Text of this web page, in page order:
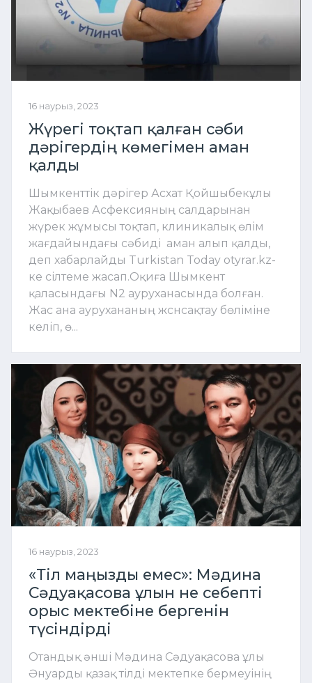
16 наурыз, 2023
Жүрегі тоқтап қалған сәби
дәрігердің көмегімен аман
қалды
Шымкенттік дәрігер Асхат Қойшыбекұлы
Жақыбаев Асфексияның салдарынан
жүрек жұмысы тоқтап, клиникалық өлім
жағдайындағы сәбиді аман алып қалды,
деп хабарлайды Turkistan Today otyrar.kz-
ке сілтеме жасап.Оқиға Шымкент
қаласындағы N2 ауруханасында болған.
Жас ана аурухананың жснсақтау бөліміне
келіп, ө...
16 наурыз, 2023
«Тіл маңызды емес»: Мәдина
Сәдуақасова ұлын не себепті
орыс мектебіне бергенін
түсіндірді
Отандық әнші Мәдина Сәдуақасова ұлы
Әнуарды қазақ тілді мектепке бермеуінің